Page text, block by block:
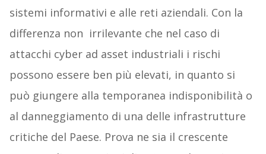
sistemi informativi e alle reti aziendali. Con la
differenza non irrilevante che nel caso di
attacchi cyber ad asset industriali i rischi
possono essere ben più elevati, in quanto si
può giungere alla temporanea indisponibilità o
al danneggiamento di una delle infrastrutture
critiche del Paese. Prova ne sia il crescente